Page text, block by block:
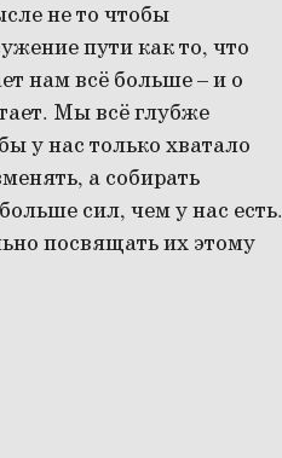
не то чтобы
пути как то, что
нам всё больше – и о
Мы всё глубже
у нас только хватало
а собирать
сил, чем у нас есть.
посвящать их этому